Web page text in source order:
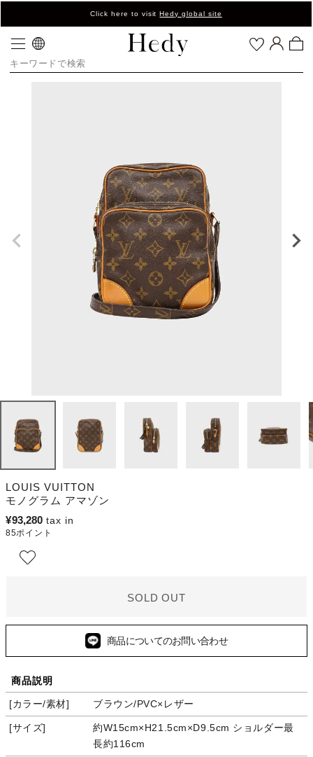
Click here to visitHedy global site
LOUIS VUITTON
モノグラム アマゾン
¥93,280
85ポイント
SOLD OUT
商品についてのお問い合わせ
商品説明
カラー/素材 ブラウン/PVC×レザー
サイズ
約W15cm×H21.5cm×D9.5cm ショルダー最
長約116cm